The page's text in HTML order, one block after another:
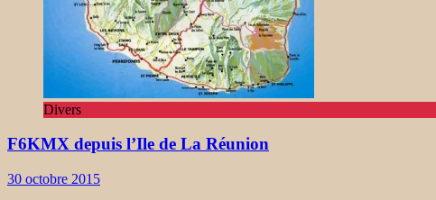
Divers
F6KMX depuis l’Ile de La Réunion
30 octobre 2015